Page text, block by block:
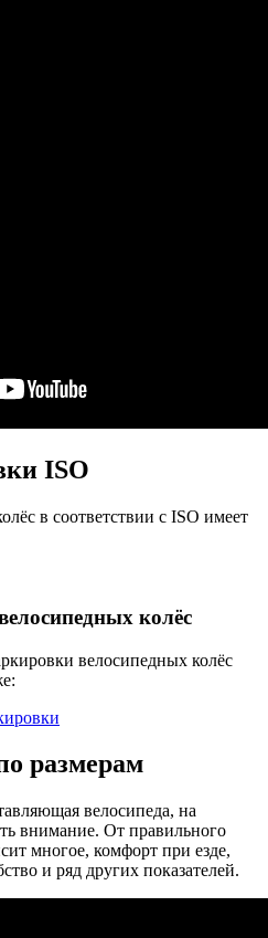
ISO
в соответствии с ISO имеет
колёс
велосипедных колёс
размерам
велосипеда, на
внимание. От правильного
многое, комфорт при езде,
и ряд других показателей.